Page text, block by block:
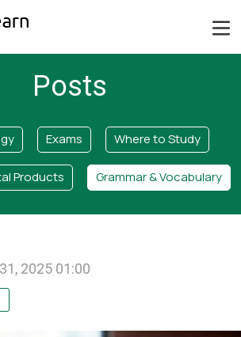
Posts
Exams Where to Study
Products Grammar & Vocabulary
2025 01:00